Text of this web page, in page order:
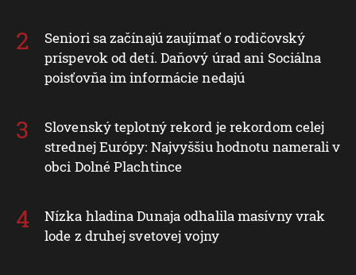
Seniori sa začínajú zaujímať o rodičovský
príspevok od detí. Daňový úrad ani Sociálna
poisťovňa im informácie nedajú
Slovenský teplotný rekord je rekordom celej
strednej Európy: Najvyššiu hodnotu namerali v
obci Dolné Plachtince
Nízka hladina Dunaja odhalila masívny vrak
lode z druhej svetovej vojny